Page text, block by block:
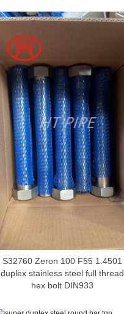
S32760 Zeron 100 F55 1.4501
duplex stainless steel full thread
hex bolt DIN933